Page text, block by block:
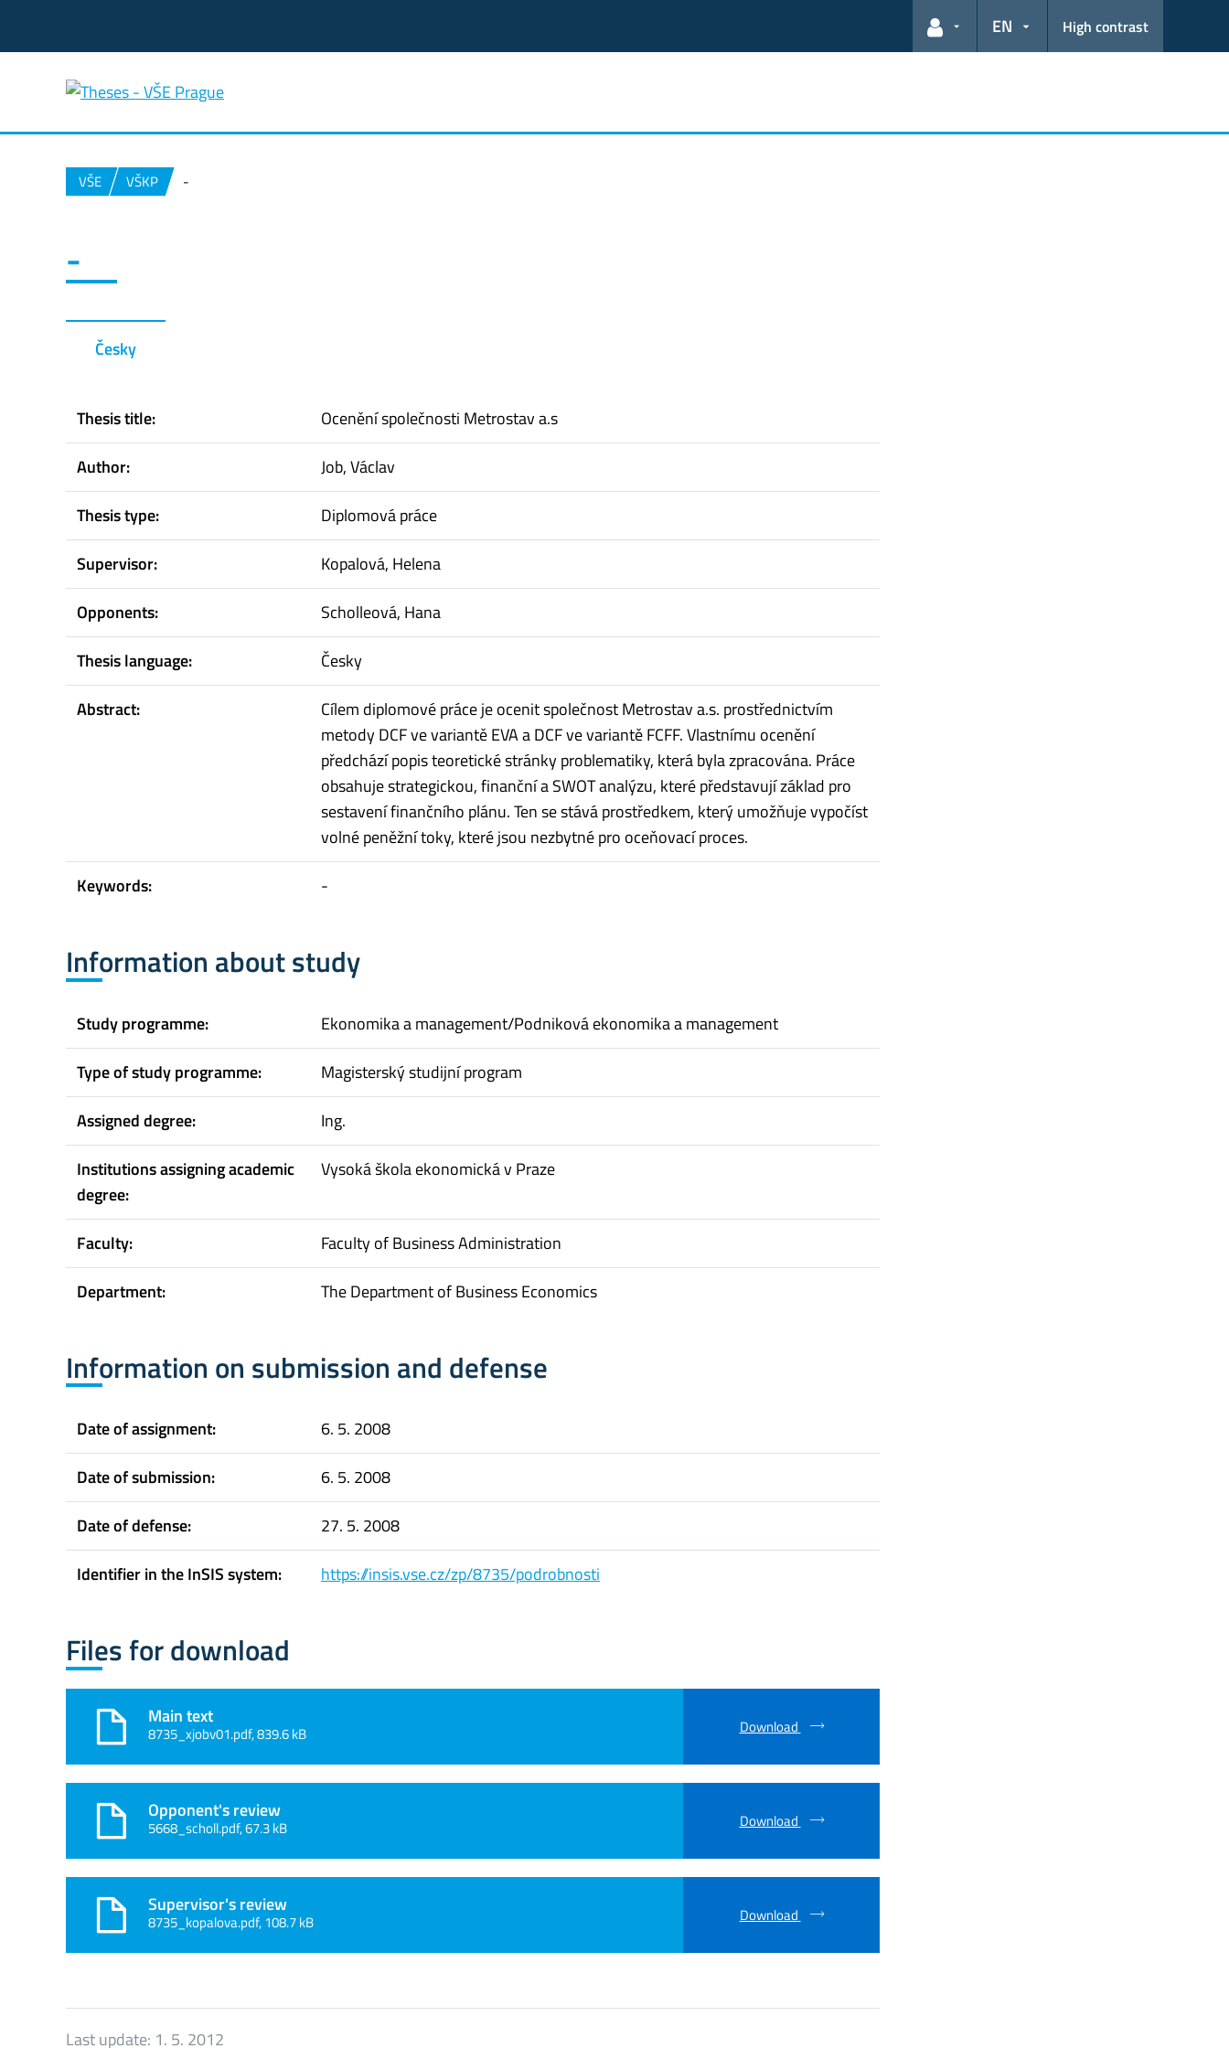
User links
EN High contrast
VŠE VŠKP -
-
Česky
Thesis title:
Ocenění společnosti Metrostav a.s
Author:
Job, Václav
Thesis type:
Diplomová práce
Supervisor:
Kopalová, Helena
Opponents:
Scholleová, Hana
Thesis language:
Česky
Abstract:
Cílem diplomové práce je ocenit společnost Metrostav a.s. prostřednictvím
metody DCF ve variantě EVA a DCF ve variantě FCFF. Vlastnímu ocenění
předchází popis teoretické stránky problematiky, která byla zpracována. Práce
obsahuje strategickou, finanční a SWOT analýzu, které představují základ pro
sestavení finančního plánu. Ten se stává prostředkem, který umožňuje vypočíst
volné peněžní toky, které jsou nezbytné pro oceňovací proces.
Keywords:
-
Information about study
Study programme:
Ekonomika a management/Podniková ekonomika a management
Type of study programme:
Magisterský studijní program
Assigned degree:
Ing.
Institutions assigning academic
degree:
Vysoká škola ekonomická v Praze
Faculty:
Faculty of Business Administration
Department:
The Department of Business Economics
Information on submission and defense
Date of assignment:
6. 5. 2008
Date of submission:
6. 5. 2008
Date of defense:
27. 5. 2008
Identifier in the InSIS system:
https://insis.vse.cz/zp/8735/podrobnosti
Files for download
Main text
8735_xjobv01.pdf, 839.6 kB Download
Opponent's review
5668_scholl.pdf, 67.3 kB Download
Supervisor's review
8735_kopalova.pdf, 108.7 kB Download
Last update: 1. 5. 2012